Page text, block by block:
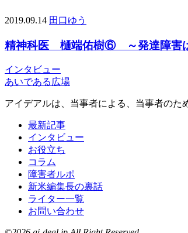
2019.09.14 田口ゆう
精神科医 樋端佑樹⑥ ～発達障害は
インタビュー
あいである広場
アイデアルは、当事者による、当事者のた
最新記事
インタビュー
お役立ち
コラム
障害者ルポ
新米編集長の裏話
ライター一覧
お問い合わせ